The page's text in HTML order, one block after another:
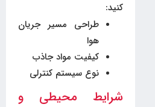
کنید:
طراحی مسیر جریان
هوا
کیفیت مواد جاذب
نوع سیستم کنترلی
شرایط محیطی و